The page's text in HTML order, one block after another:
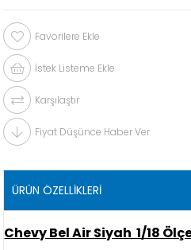
Favorilere Ekle
İstek Listeme Ekle
Karşılaştır
Fiyat Düşünce Haber Ver
ÜRÜN ÖZELLIKLERI
Chevy Bel Air Siyah 1/18